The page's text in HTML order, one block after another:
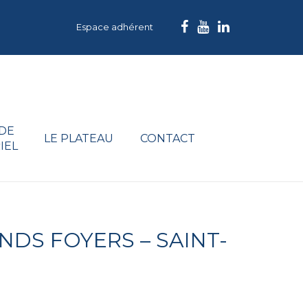
Espace adhérent
LE PLATEAU CONTACT
FOYERS – SAINT-